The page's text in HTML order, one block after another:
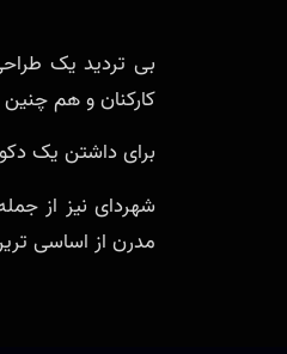
بی تردید یک
کارکنان و هم چنین
برای داشتن یک
شهردای نیز از
مدرن از اساسی